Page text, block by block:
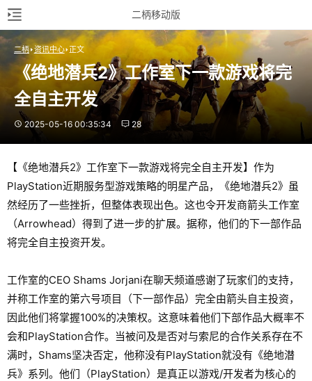
二柄移动版
二柄 资讯中心 正文
《绝地潜兵2》工作室下一款游戏将完
全自主开发
2025-05-16 00:35:34 28
【《绝地潜兵2》工作室下一款游戏将完全自主开发】作为
PlayStation近期服务型游戏策略的明星产品，《绝地潜兵2》虽
然经历了一些挫折，但整体表现出色。这也令开发商箭头工作室
（Arrowhead）得到了进一步的扩展。据称，他们的下一部作品
将完全自主投资开发。
工作室的CEO Shams Jorjani在聊天频道感谢了玩家们的支持，
并称工作室的第六号项目（下一部作品）完全由箭头自主投资，
因此他们将掌握100%的决策权。这意味着他们下部作品大概率不
会和PlayStation合作。当被问及是否对与索尼的合作关系存在不
满时，Shams坚决否定，他称没有PlayStation就没有《绝地潜
兵》系列。他们（PlayStation）是真正以游戏/开发者为核心的